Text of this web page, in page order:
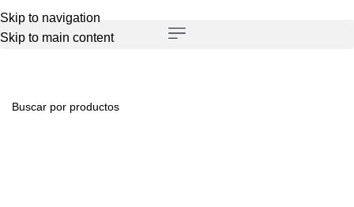
Skip to navigation
Skip to main content